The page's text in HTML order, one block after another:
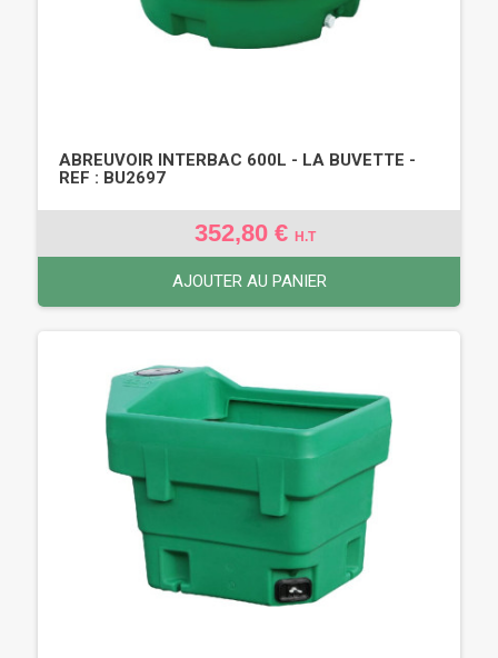
ABREUVOIR INTERBAC 600L - LA BUVETTE -
REF : BU2697
352,80 € H.T
AJOUTER AU PANIER